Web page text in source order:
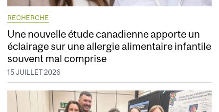
RECHERCHE
Une nouvelle étude canadienne apporte un
éclairage sur une allergie alimentaire infantile
souvent mal comprise
15 JUILLET 2026